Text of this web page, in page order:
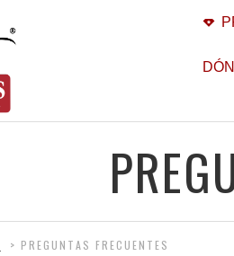
> PREGUNTAS FRECUENTES